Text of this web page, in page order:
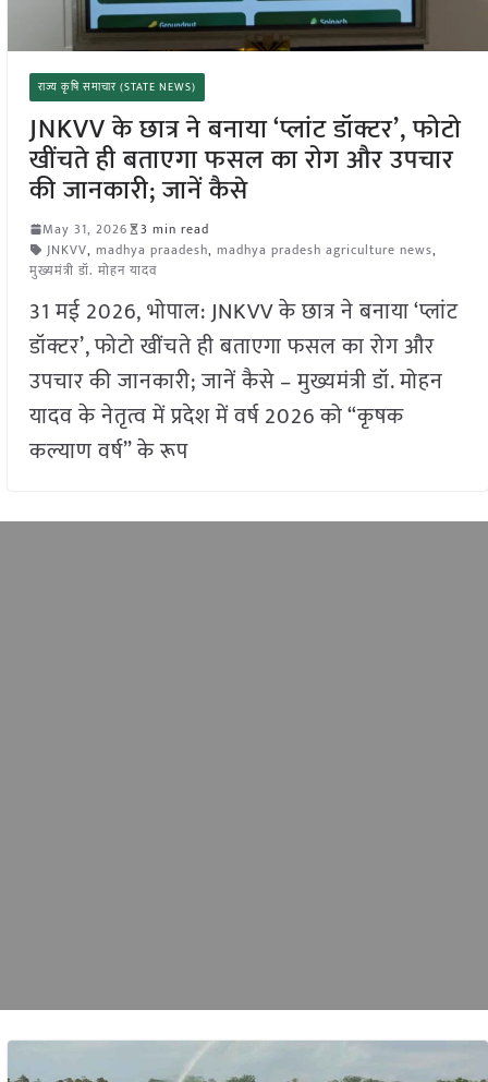
राज्य कृषि समाचार (STATE NEWS)
JNKVV के छात्र ने बनाया ‘प्लांट डॉक्टर’, फोटो
खींचते ही बताएगा फसल का रोग और उपचार
की जानकारी; जानें कैसे
May 31, 2026
3 min read
JNKVV, madhya praadesh, madhya pradesh agriculture news,
मुख्यमंत्री डॉ. मोहन यादव
31 मई 2026, भोपाल: JNKVV के छात्र ने बनाया ‘प्लांट
डॉक्टर’, फोटो खींचते ही बताएगा फसल का रोग और
उपचार की जानकारी; जानें कैसे – मुख्यमंत्री डॉ. मोहन
यादव के नेतृत्व में प्रदेश में वर्ष 2026 को “कृषक
कल्याण वर्ष” के रूप